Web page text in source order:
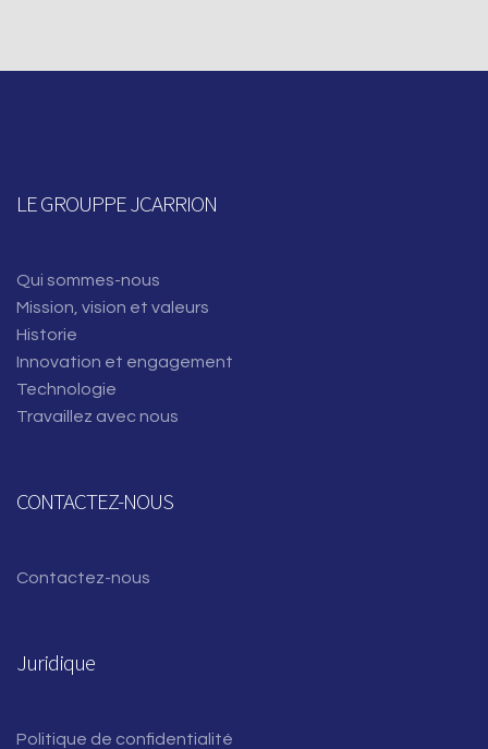
LE GROUPPE JCARRION
Qui sommes-nous
Mission, vision et valeurs
Historie
Innovation et engagement
Technologie
Travaillez avec nous
CONTACTEZ-NOUS
Contactez-nous
Juridique
Politique de confidentialité